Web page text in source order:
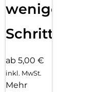
wenigen
Schritten
ab 5,00 €
inkl. MwSt.
Mehr